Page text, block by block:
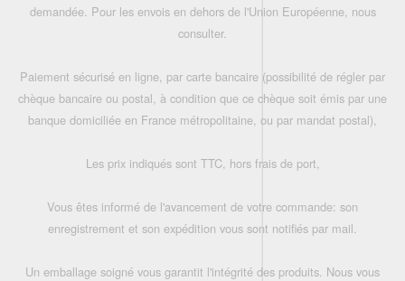
demandée. Pour les envois en dehors de l'Union Européenne, nous
consulter.
Paiement sécurisé en ligne, par carte bancaire (possibilité de régler par
chèque bancaire ou postal, à condition que ce chèque soit émis par une
banque domiciliée en France métropolitaine, ou par mandat postal),
Les prix indiqués sont TTC, hors frais de port,
Vous êtes informé de l'avancement de votre commande: son
enregistrement et son expédition vous sont notifiés par mail.
Un emballage soigné vous garantit l'intégrité des produits. Nous vous